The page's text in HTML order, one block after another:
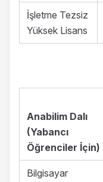
İşletme Tezsiz
Yüksek Lisans
Anabilim Dalı
(Yabancı
Öğrenciler İçin)
Bilgisayar